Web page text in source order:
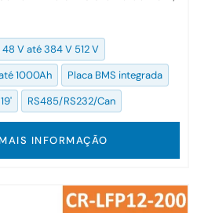
48 V até 384 V 512 V
1000Ah
Placa BMS integrada
RS485/RS232/Can
INFORMAÇÃO